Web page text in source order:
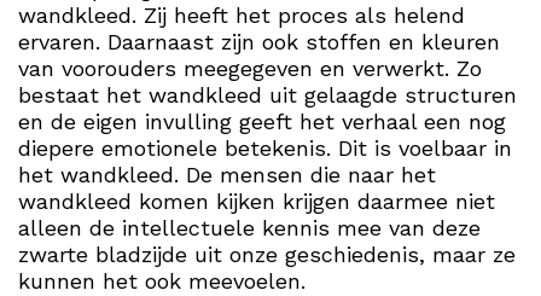
wandkleed. Zij heeft het proces als helend
ervaren. Daarnaast zijn ook stoffen en kleuren
van voorouders meegegeven en verwerkt. Zo
bestaat het wandkleed uit gelaagde structuren
en de eigen invulling geeft het verhaal een nog
diepere emotionele betekenis. Dit is voelbaar in
het wandkleed. De mensen die naar het
wandkleed komen kijken krijgen daarmee niet
alleen de intellectuele kennis mee van deze
zwarte bladzijde uit onze geschiedenis, maar ze
kunnen het ook meevoelen.